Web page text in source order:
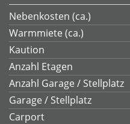
Nebenkosten (ca.)
Warmmiete (ca.)
Kaution
Anzahl Etagen
Anzahl Garage / Stellplatz
Garage / Stellplatz
Carport